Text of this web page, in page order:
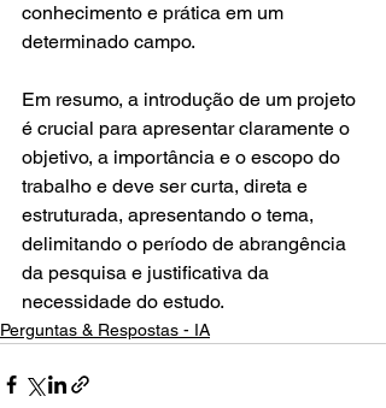
conhecimento e prática em um
determinado campo.
Em resumo, a introdução de um projeto
é crucial para apresentar claramente o
objetivo, a importância e o escopo do
trabalho e deve ser curta, direta e
estruturada, apresentando o tema,
delimitando o período de abrangência
da pesquisa e justificativa da
necessidade do estudo.
Perguntas & Respostas - IA